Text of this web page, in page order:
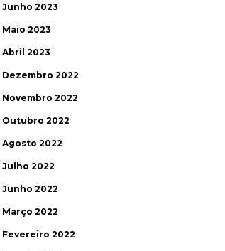
Junho 2023
Maio 2023
Abril 2023
Dezembro 2022
Novembro 2022
Outubro 2022
Agosto 2022
Julho 2022
Junho 2022
Março 2022
Fevereiro 2022